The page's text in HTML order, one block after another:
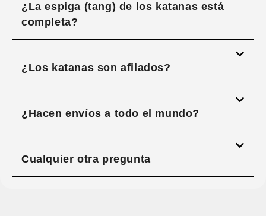
¿La espiga (tang) de los katanas está
completa?
¿Los katanas son afilados?
¿Hacen envíos a todo el mundo?
Cualquier otra pregunta